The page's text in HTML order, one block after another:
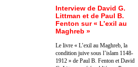
Interview de David G.
Littman et de Paul B.
Fenton sur « L’exil au
Maghreb »
Le livre « L’exil au Maghreb, la
condition juive sous l’islam 1148-
1912 » de Paul B. Fenton et David